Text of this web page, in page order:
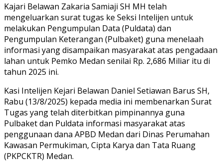
Kajari Belawan Zakaria Samiaji SH MH telah
mengeluarkan surat tugas ke Seksi Intelijen untuk
melakukan Pengumpulan Data (Puldata) dan
Pengumpulan Keterangan (Pulbaket) guna menelaah
informasi yang disampaikan masyarakat atas pengadaan
lahan untuk Pemko Medan senilai Rp. 2,686 Miliar itu di
tahun 2025 ini.
Kasi Intelijen Kejari Belawan Daniel Setiawan Barus SH,
Rabu (13/8/2025) kepada media ini membenarkan Surat
Tugas yang telah diterbitkan pimpinannya guna
Pulbaket dan Puldata informasi masyarakat atas
penggunaan dana APBD Medan dari Dinas Perumahan
Kawasan Permukiman, Cipta Karya dan Tata Ruang
(PKPCKTR) Medan.